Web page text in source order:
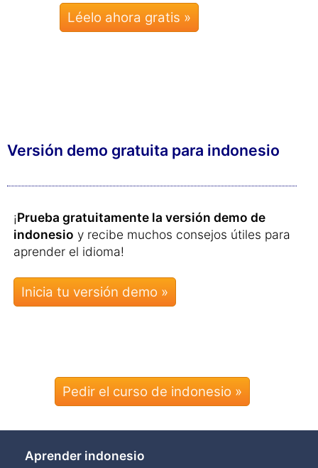
Léelo ahora gratis »
Versión demo gratuita para indonesio
¡Prueba gratuitamente la versión demo de
indonesio y recibe muchos consejos útiles para
aprender el idioma!
Pedir el curso de indonesio »
Aprender indonesio